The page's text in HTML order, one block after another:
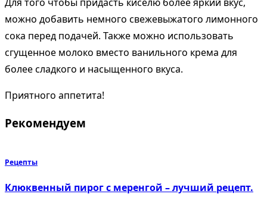
Для того чтобы придасть киселю более яркий вкус,
можно добавить немного свежевыжатого лимонного
сока перед подачей. Также можно использовать
сгущенное молоко вместо ванильного крема для
более сладкого и насыщенного вкуса.
Приятного аппетита!
Рекомендуем
Рецепты
Клюквенный пирог с меренгой – лучший рецепт.